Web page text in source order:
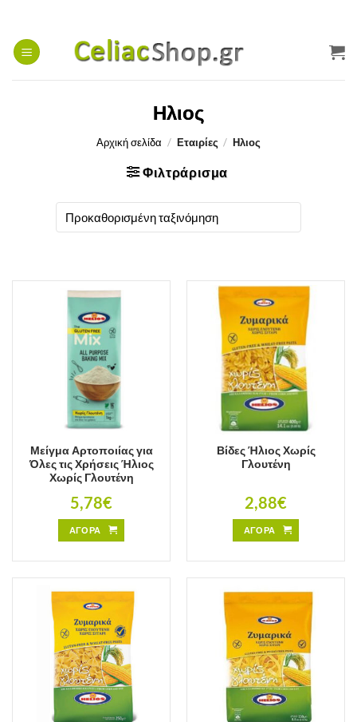
περιεχόμενο
Ηλιος
Αρχική σελίδα / Εταιρίες / Ηλιος
Φιλτράρισμα
Μείγμα Αρτοποιίας για
Όλες τις Χρήσεις Ήλιος
Χωρίς Γλουτένη
5,78€
ΑΓΟΡΑ
Βίδες Ήλιος Χωρίς
Γλουτένη
2,88€
ΑΓΟΡΑ